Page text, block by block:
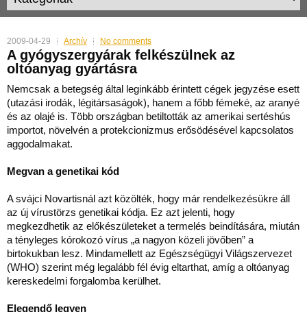
2009-04-29 Archív No comments
A gyógyszergyárak felkészülnek az
oltóanyag gyártásra
Nemcsak a betegség által leginkább érintett cégek jegyzése esett
(utazási irodák, légitársaságok), hanem a főbb fémeké, az aranyé
és az olajé is. Több országban betiltották az amerikai sertéshús
importot, növelvén a protekcionizmus erősödésével kapcsolatos
aggodalmakat.
Megvan a genetikai kód
A svájci Novartisnál azt közölték, hogy már rendelkezésükre áll
az új vírustörzs genetikai kódja. Ez azt jelenti, hogy
megkezdhetik az előkészületeket a termelés beindítására, miután
a tényleges kórokozó vírus „a nagyon közeli jövőben” a
birtokukban lesz. Mindamellett az Egészségügyi Világszervezet
(WHO) szerint még legalább fél évig eltarthat, amíg a oltóanyag
kereskedelmi forgalomba kerülhet.
Elegendő legyen